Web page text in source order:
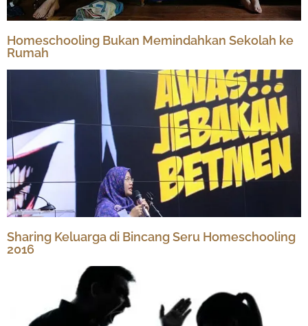
Homeschooling Bukan Memindahkan Sekolah ke
Rumah
Sharing Keluarga di Bincang Seru Homeschooling
2016